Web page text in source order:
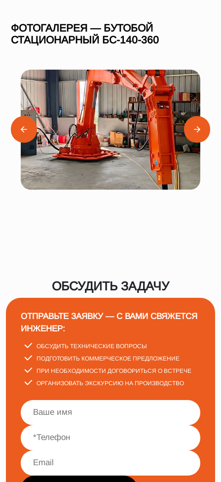
ФОТОГАЛЕРЕЯ — БУТОБОЙ
СТАЦИОНАРНЫЙ БС-140-360
ОБСУДИТЬ ЗАДАЧУ
ОТПРАВЬТЕ ЗАЯВКУ — С ВАМИ СВЯЖЕТСЯ
ИНЖЕНЕР:
ОБСУДИТЬ ТЕХНИЧЕСКИЕ ВОПРОСЫ
ПОДГОТОВИТЬ КОММЕРЧЕСКОЕ ПРЕДЛОЖЕНИЕ
ПРИ НЕОБХОДИМОСТИ ДОГОВОРИТЬСЯ О ВСТРЕЧЕ
ОРГАНИЗОВАТЬ ЭКСКУРСИЮ НА ПРОИЗВОДСТВО